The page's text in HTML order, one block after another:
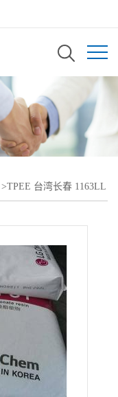
>TPEE 台湾长春 1163LL